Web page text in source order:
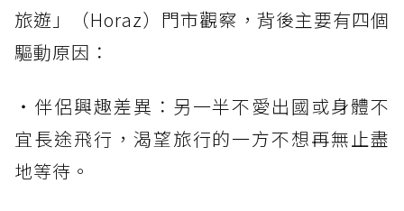
旅遊」（Horaz）門市觀察，背後主要有四個
驅動原因：
・伴侶興趣差異：另一半不愛出國或身體不
宜長途飛行，渴望旅行的一方不想再無止盡
地等待。